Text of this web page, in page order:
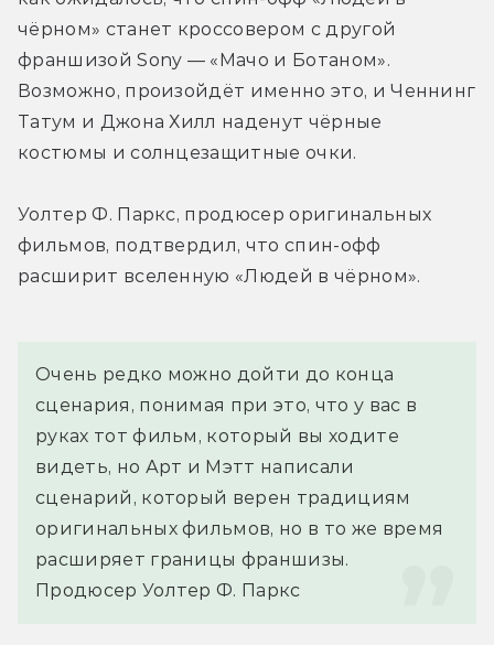
чёрном» станет кроссовером с другой
франшизой Sony — «Мачо и Ботаном».
Возможно, произойдёт именно это, и Ченнинг
Татум и Джона Хилл наденут чёрные
костюмы и солнцезащитные очки.
Уолтер Ф. Паркс, продюсер оригинальных
фильмов, подтвердил, что спин-офф
расширит вселенную «Людей в чёрном».
Очень редко можно дойти до конца
сценария, понимая при это, что у вас в
руках тот фильм, который вы ходите
видеть, но Арт и Мэтт написали
сценарий, который верен традициям
оригинальных фильмов, но в то же время
расширяет границы франшизы.
Продюсер Уолтер Ф. Паркс